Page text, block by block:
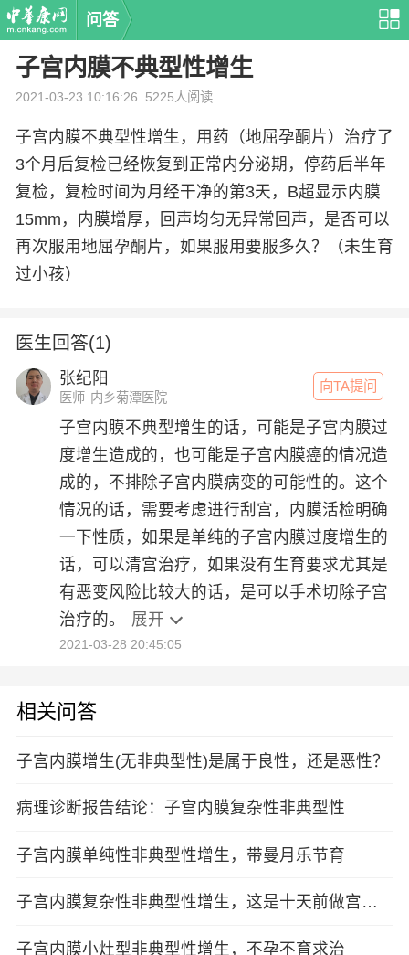
问答
子宫内膜不典型性增生
2021-03-23 10:16:26 5225人阅读
子宫内膜不典型性增生，用药（地屈孕酮片）治疗了
3个月后复检已经恢复到正常内分泌期，停药后半年
复检，复检时间为月经干净的第3天，B超显示内膜
15mm，内膜增厚，回声均匀无异常回声，是否可以
再次服用地屈孕酮片，如果服用要服多久？（未生育
过小孩）
医生回答(1)
向TA提问
张纪阳
医师 内乡菊潭医院
子宫内膜不典型增生的话，可能是子宫内膜过
度增生造成的，也可能是子宫内膜癌的情况造
成的，不排除子宫内膜病变的可能性的。这个
情况的话，需要考虑进行刮宫，内膜活检明确
一下性质，如果是单纯的子宫内膜过度增生的
话，可以清宫治疗，如果没有生育要求尤其是
有恶变风险比较大的话，是可以手术切除子宫
治疗的。
展开
2021-03-28 20:45:05
相关问答
子宫内膜增生(无非典型性)是属于良性，还是恶性？
病理诊断报告结论：子宫内膜复杂性非典型性
子宫内膜单纯性非典型性增生，带曼月乐节育
子宫内膜复杂性非典型性增生，这是十天前做宫腔
切除手术，请
子宫内膜小灶型非典型性增生，不孕不育求治